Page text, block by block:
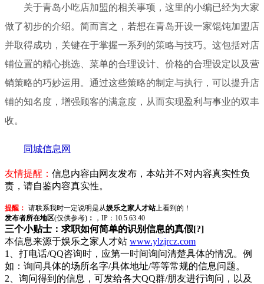
关于青岛小吃店加盟的相关事项，这里的小编已经为大家
做了初步的介绍。简而言之，若想在青岛开设一家馄饨加盟店
并取得成功，关键在于掌握一系列的策略与技巧。这包括对店
铺位置的精心挑选、菜单的合理设计、价格的合理设定以及营
销策略的巧妙运用。通过这些策略的制定与执行，可以提升店
铺的知名度，增强顾客的满意度，从而实现盈利与事业的双丰
收。
同城信息网
友情提醒： 信息内容由网友发布，本站并不对内容真实性负
责，请自鉴内容真实性。
提醒： 请联系我时一定说明是从娱乐之家人才站上看到的！
发布者所在地区(仅供参考) ： ，IP：10.5.63.40
三个小贴士：求职如何简单的识别信息的真假[?]
本信息来源于娱乐之家人才站 www.ylzjrcz.com
1、打电话/QQ咨询时，应第一时间询问清楚具体的情况。例
如：询问具体的场所名字/具体地址/等等常规的信息问题。
2、询问得到的信息，可发给各大QQ群/朋友进行询问，以及